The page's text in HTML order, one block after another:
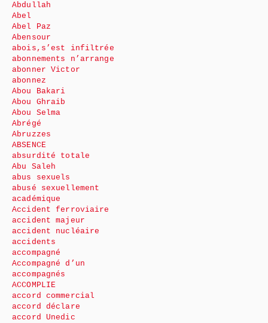
Abdullah
Abel
Abel Paz
Abensour
abois,s’est infiltrée
abonnements n’arrange
abonner Victor
abonnez
Abou Bakari
Abou Ghraib
Abou Selma
Abrégé
Abruzzes
ABSENCE
absurdité totale
Abu Saleh
abus sexuels
abusé sexuellement
académique
Accident ferroviaire
accident majeur
accident nucléaire
accidents
accompagné
Accompagné d’un
accompagnés
ACCOMPLIE
accord commercial
accord déclare
accord Unedic